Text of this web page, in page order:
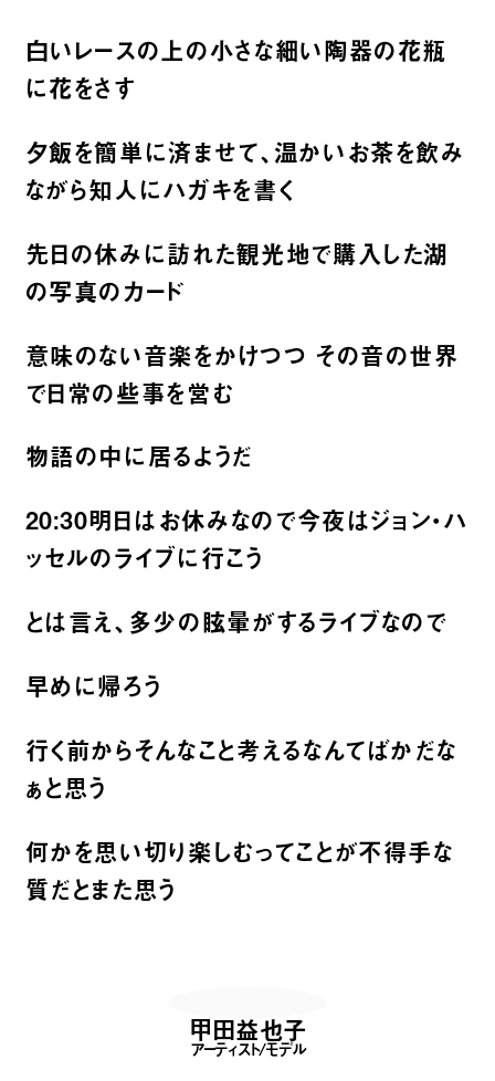
白いレースの上の小さな細い陶器の花瓶
に花をさす
夕飯を簡単に済ませて、温かいお茶を飲み
ながら知人にハガキを書く
先日の休みに訪れた観光地で購入した湖
の写真のカード
意味のない音楽をかけつつ その音の世界
で日常の些事を営む
物語の中に居るようだ
20:30明日はお休みなので今夜はジョン・ハ
ッセルのライブに行こう
とは言え、多少の眩暈がするライブなので
早めに帰ろう
行く前からそんなこと考えるなんてばかだな
ぁと思う
何かを思い切り楽しむってことが不得手な
質だとまた思う
甲田益也子
アーティスト/モデル